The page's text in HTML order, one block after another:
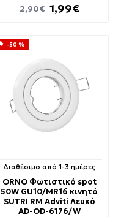
1,99€
2,90€
-50 %
Διαθέσιμο από 1-3 ημέρες
ORNO Φωτιστικό spot
50W GU10/MR16 κινητό
SUTRI RΜ Adviti Λευκό
AD-OD-6176/W